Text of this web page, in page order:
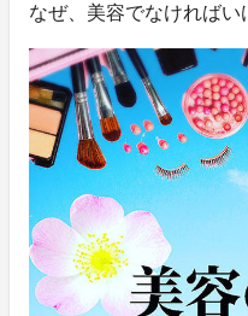
なぜ、美容でなければい